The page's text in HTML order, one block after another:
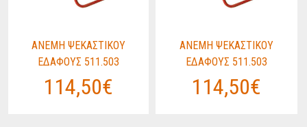
ΑΝΕΜΗ ΨΕΚΑΣΤΙΚΟΥ
ΕΔΑΦΟΥΣ 511.503
114,50€
ΑΝΕΜΗ ΨΕΚΑΣΤΙΚΟΥ
ΕΔΑΦΟΥΣ 511.503
114,50€